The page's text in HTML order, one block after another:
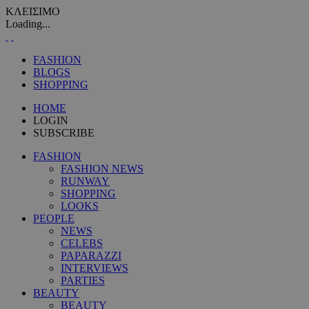
ΚΛΕΙΣΙΜΟ
Loading...
FASHION
BLOGS
SHOPPING
HOME
LOGIN
SUBSCRIBE
FASHION
FASHION NEWS
RUNWAY
SHOPPING
LOOKS
PEOPLE
NEWS
CELEBS
PAPARAZZI
INTERVIEWS
PARTIES
BEAUTY
BEAUTY